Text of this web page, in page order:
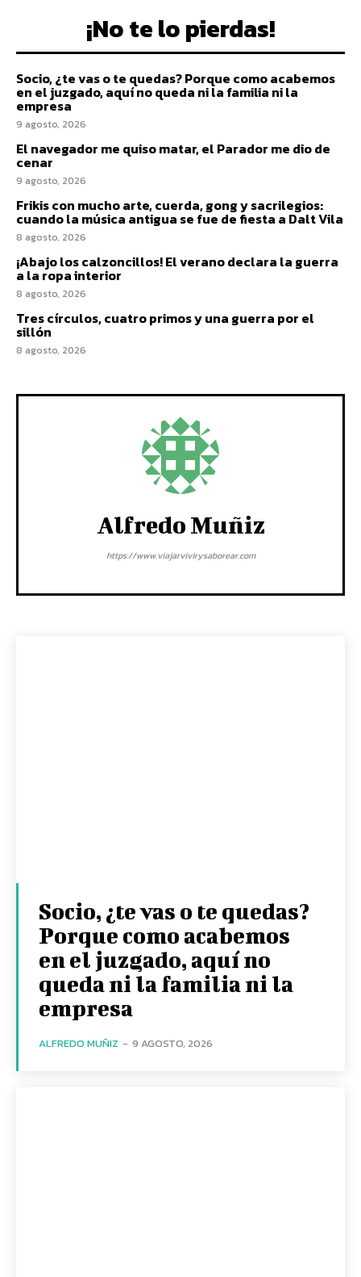
¡No te lo pierdas!
Socio, ¿te vas o te quedas? Porque como acabemos
en el juzgado, aquí no queda ni la familia ni la
empresa
9 agosto, 2026
El navegador me quiso matar, el Parador me dio de
cenar
9 agosto, 2026
Frikis con mucho arte, cuerda, gong y sacrilegios:
cuando la música antigua se fue de fiesta a Dalt Vila
8 agosto, 2026
¡Abajo los calzoncillos! El verano declara la guerra
a la ropa interior
8 agosto, 2026
Tres círculos, cuatro primos y una guerra por el
sillón
8 agosto, 2026
Alfredo Muñiz
https://www.viajarvivirysaborear.com
Socio, ¿te vas o te quedas?
Porque como acabemos
en el juzgado, aquí no
queda ni la familia ni la
empresa
ALFREDO MUÑIZ - 9 AGOSTO, 2026